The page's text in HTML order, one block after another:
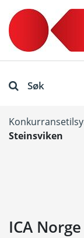
Søk
Steinsviken
ICA